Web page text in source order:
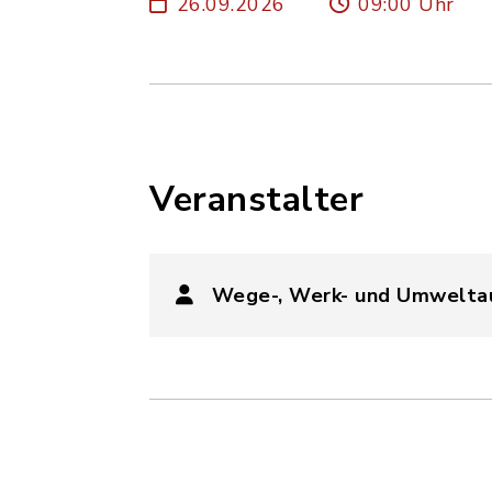
Veranstalter
Wege-, Werk- und